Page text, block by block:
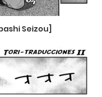
Seizou]